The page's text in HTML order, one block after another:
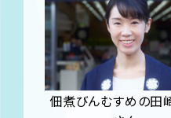
佃煮びんむすめの田